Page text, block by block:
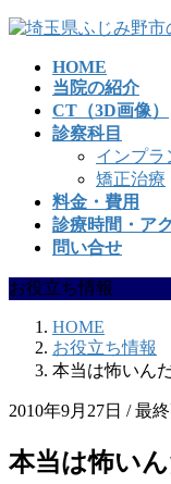
コ
ナ
HOME
当院の紹介
CT（3D画像）
診察科目
インプラ
矯正治療
料金・費用
診療時間・ア
問い合せ
お役立ち情報
HOME
お役立ち情報
本当は怖いん
2010年9月27日 / 最
本当は怖い